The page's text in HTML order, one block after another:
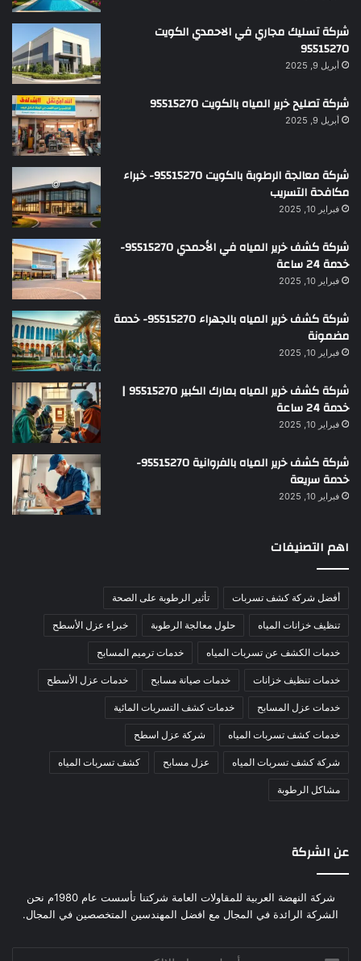
شركة تسليك مجاري في الاحمدي الكويت
95515270
أبريل 9, 2025
شركة تصليح خرير المياه بالكويت 95515270
أبريل 9, 2025
شركة معالجة الرطوبة بالكويت 95515270- خبراء
مكافحة التسريب
فبراير 10, 2025
شركة كشف خرير المياه في الأحمدي 95515270-
خدمة 24 ساعة
فبراير 10, 2025
شركة كشف خرير المياه بالجهراء 95515270- خدمة
مضمونة
فبراير 10, 2025
شركة كشف خرير المياه بمارك الكبير 95515270 |
خدمة 24 ساعة
فبراير 10, 2025
شركة كشف خرير المياه بالفروانية 95515270-
خدمة سريعة
فبراير 10, 2025
اهم التصنيفات
أفضل شركة كشف تسربات تأثير الرطوبة على الصحة
تنظيف خزانات المياه حلول معالجة الرطوبة خبراء عزل الأسطح
خدمات الكشف عن تسربات المياه خدمات ترميم المسابح
خدمات تنظيف خزانات خدمات صيانة مسابح خدمات عزل الأسطح
خدمات عزل المسابح خدمات كشف التسربات المائية
خدمات كشف تسربات المياه شركة عزل اسطح
شركة كشف تسربات المياه عزل مسابح كشف تسربات المياه
مشاكل الرطوبة
عن الشركة
شركة النهضة العربية للمقاولات العامة شركتنا تأسست عام 1980م نحن
الشركة الرائدة في المجال مع افضل المهندسين المتخصصين في المجال.